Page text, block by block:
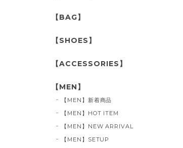
【BAG】
【SHOES】
【ACCESSORIES】
【MEN】
【MEN】新着商品
【MEN】HOT ITEM
【MEN】NEW ARRIVAL
【MEN】SETUP